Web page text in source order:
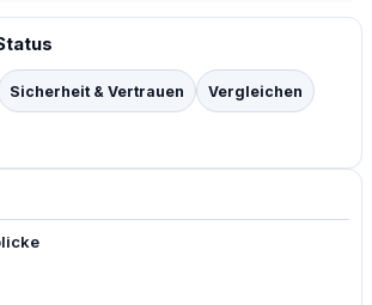
Sicherheit & Vertrauen Vergleichen